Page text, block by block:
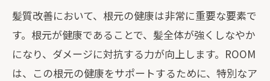
あなたの髪を根元から変えるROOMの髪質改
善アプローチ
個々の髪質に合わせたROOMの根元ケア
髪質改善において、根元の健康は非常に重要な要素で
す。根元が健康であることで、髪全体が強くしなやか
になり、ダメージに対抗する力が向上します。ROOM
は、この根元の健康をサポートするために、特別なア